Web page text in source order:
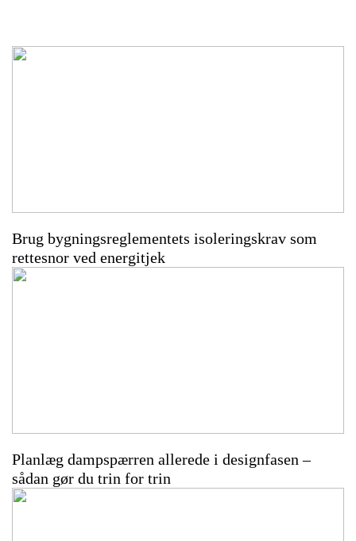
Brug bygningsreglementets isoleringskrav som
rettesnor ved energitjek
Planlæg dampspærren allerede i designfasen –
sådan gør du trin for trin